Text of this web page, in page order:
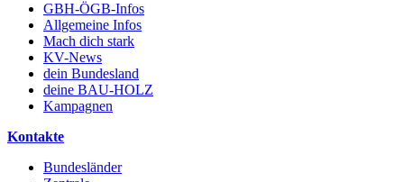
GBH-ÖGB-Infos
Allgemeine Infos
Mach dich stark
KV-News
dein Bundesland
deine BAU-HOLZ
Kampagnen
Kontakte
Bundesländer